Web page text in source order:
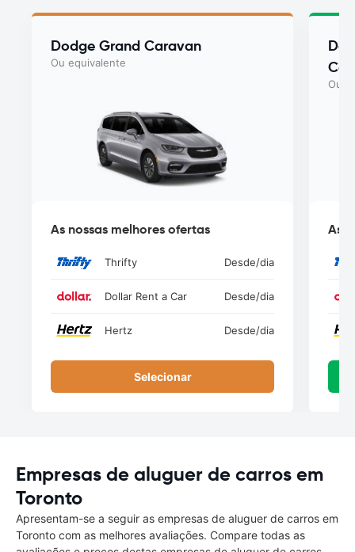
Dodge Grand Caravan
Ou equivalente
As nossas melhores ofertas
Thrifty Desde/dia
Dollar Rent a Car Desde/dia
Hertz Desde/dia
Selecionar
Ou
As
Empresas de aluguer de carros em
Toronto
Apresentam-se a seguir as empresas de aluguer de carros em
Toronto com as melhores avaliações. Compare todas as